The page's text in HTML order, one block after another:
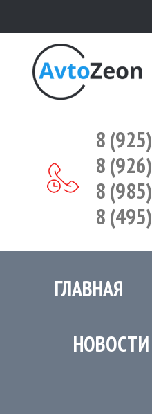
8 (925)
8 (926)
8 (985)
8 (495)
ГЛАВНАЯ
НОВОСТИ